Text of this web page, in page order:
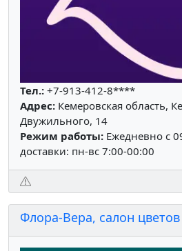
Тел.: +7-913-412-8****
Адрес: Кемеровская область,
Двужильного, 14
Режим работы: Ежедневно с
доставки: пн-вс 7:00-00:00
Флора-Вера, салон